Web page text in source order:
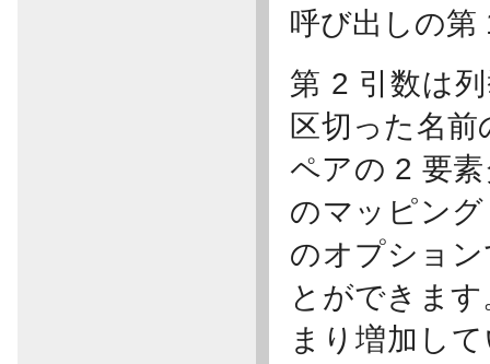
呼び出しの第
第 2 引数は
区切った名
ペアの 2 要
のマッピン
のオプショ
とができま
まり増加し